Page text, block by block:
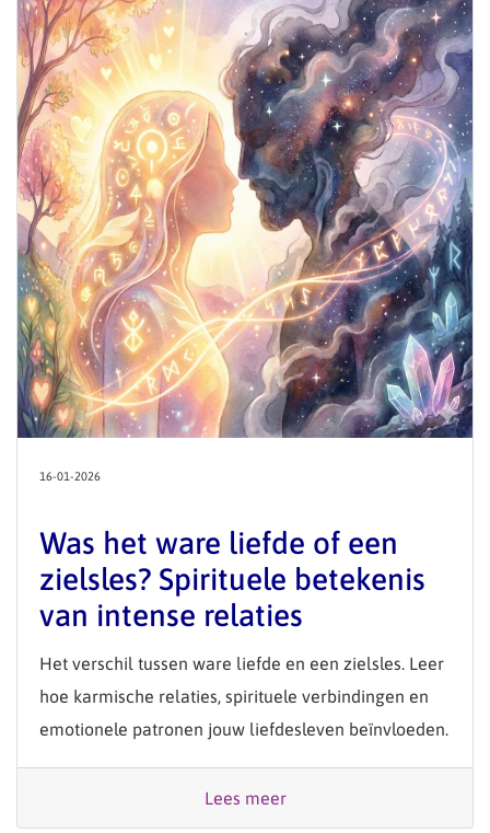
16-01-2026
Was het ware liefde of een
zielsles? Spirituele betekenis
van intense relaties
Het verschil tussen ware liefde en een zielsles. Leer
hoe karmische relaties, spirituele verbindingen en
emotionele patronen jouw liefdesleven beïnvloeden.
Lees meer